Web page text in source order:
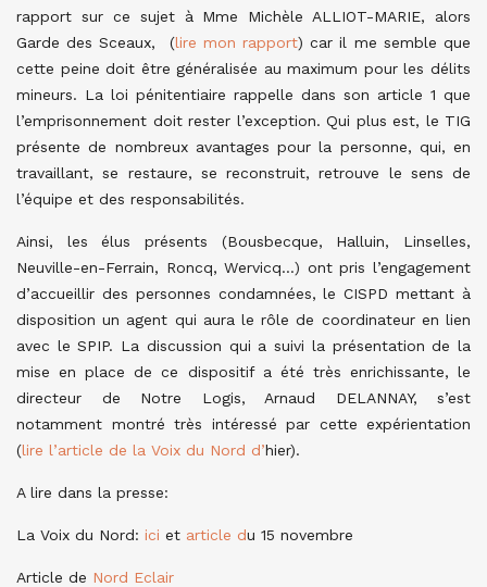
rapport sur ce sujet à Mme Michèle ALLIOT-MARIE, alors
Garde des Sceaux, (lire mon rapport) car il me semble que
cette peine doit être généralisée au maximum pour les délits
mineurs. La loi pénitentiaire rappelle dans son article 1 que
l’emprisonnement doit rester l’exception. Qui plus est, le TIG
présente de nombreux avantages pour la personne, qui, en
travaillant, se restaure, se reconstruit, retrouve le sens de
l’équipe et des responsabilités.
Ainsi, les élus présents (Bousbecque, Halluin, Linselles,
Neuville-en-Ferrain, Roncq, Wervicq…) ont pris l’engagement
d’accueillir des personnes condamnées, le CISPD mettant à
disposition un agent qui aura le rôle de coordinateur en lien
avec le SPIP. La discussion qui a suivi la présentation de la
mise en place de ce dispositif a été très enrichissante, le
directeur de Notre Logis, Arnaud DELANNAY, s’est
notamment montré très intéressé par cette expérientation
(lire l’article de la Voix du Nord d’hier).
A lire dans la presse:
La Voix du Nord: ici et article du 15 novembre
Article de Nord Eclair